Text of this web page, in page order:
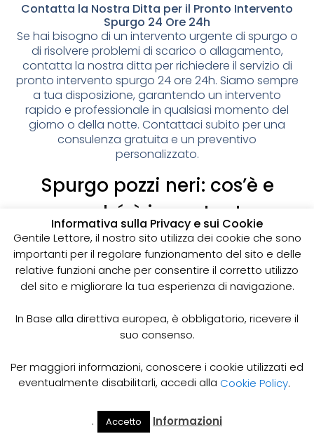
Contatta la Nostra Ditta per il Pronto Intervento
Spurgo 24 Ore 24h
Se hai bisogno di un intervento urgente di spurgo o
di risolvere problemi di scarico o allagamento,
contatta la nostra ditta per richiedere il servizio di
pronto intervento spurgo 24 ore 24h. Siamo sempre
a tua disposizione, garantendo un intervento
rapido e professionale in qualsiasi momento del
giorno o della notte. Contattaci subito per una
consulenza gratuita e un preventivo
personalizzato.
Spurgo pozzi neri: cos’è e
perché è importante
I pozzi neri sono delle strutture sotterranee utilizzate
per la raccolta delle acque reflue domestiche,
soprattutto in zone dove non è disponibile un
sistema di smaltimento delle acque fognarie. Lo
spurgo dei pozzi neri è un’operazione essenziale
e prevenire il rischio di allagamenti, cattivi odori e
infezioni.
Come funziona lo spurgo dei pozzi neri
Lo spurgo dei pozzi neri viene effettuato mediante
specifiche, in grado di aspirare e rimuovere le
acque reflue e i sedimenti accumulati all’interno del
Cerca Il Mio
Informativa sulla Privacy e sui Cookie
Gentile Lettore, il nostro sito utilizza dei cookie che sono
importanti per il regolare funzionamento del sito e delle
relative funzioni anche per consentire il corretto utilizzo
del sito e migliorare la tua esperienza di navigazione.
In Base alla direttiva europea, è obbligatorio, ricevere il
suo consenso.
Per maggiori informazioni, conoscere i cookie utilizzati ed
eventualmente disabilitarli, accedi alla Cookie Policy.
. Accetto Informazioni